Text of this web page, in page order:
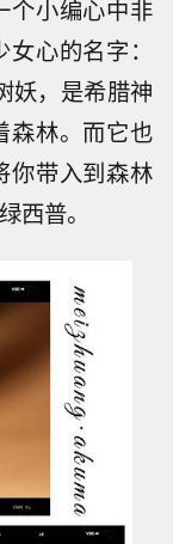
个小编心中非
心的名字：
妖，是希腊神
森林。而它也
你带入到森林
西普。